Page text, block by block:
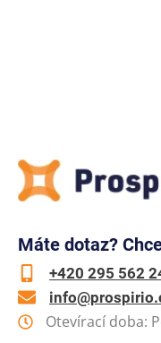
Máte dotaz?
+420 295 562
Otevírací doba: